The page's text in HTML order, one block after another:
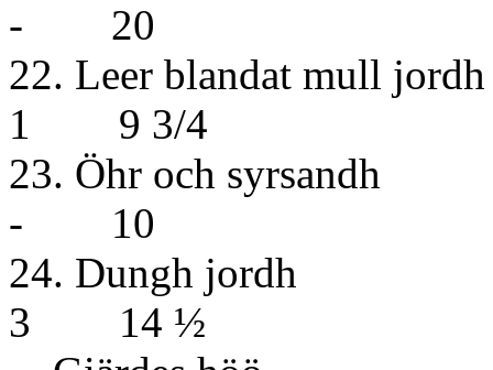
- 20
22. Leer
1 9 3/4
23. Öhr
- 10
24.
3 14 ½